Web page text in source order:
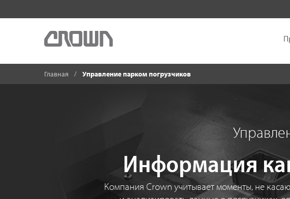
Главная Управление парком погрузчиков
Информация
Компания Crown учитывает моменты, не